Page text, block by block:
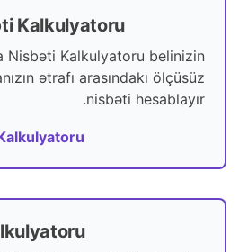
Kalkulyatoru
Nisbəti Kalkulyatoru belinizin
ətrafı arasındakı ölçüsüz
nisbəti hesablayır.